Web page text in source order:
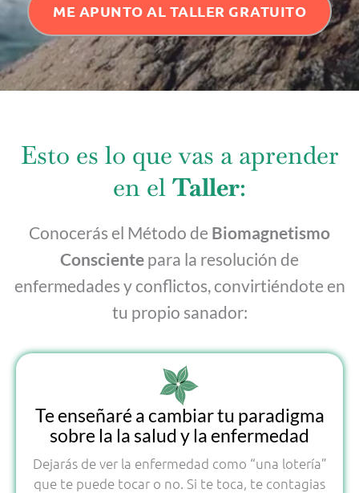
ME APUNTO AL TALLER GRATUITO
Esto es lo que vas a aprender
en el Taller:
Conocerás el Método de Biomagnetismo
Consciente para la resolución de
enfermedades y conflictos, convirtiéndote en
tu propio sanador:
Te enseñaré a cambiar tu paradigma
sobre la la salud y la enfermedad
Dejarás de ver la enfermedad como “una lotería”
que te puede tocar o no. Si te toca, te contagias